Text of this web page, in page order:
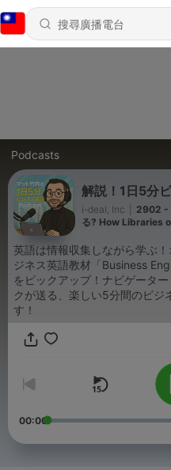
Podcasts
解説！1日5分
i-deal, Inc
2902 -
る? How Libraries
英語は情報収集しながら学ぶ
ジネス英語教材「Business
をピックアップ！ナビゲータ
クが送る、楽しい5分間のビジ
す！
00:00